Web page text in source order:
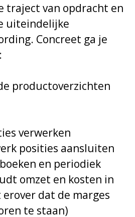
traject van opdracht en
uiteindelijke
Concreet ga je
productoverzichten
verwerken
posities aansluiten
en periodiek
omzet en kosten in
dat de marges
te staan)